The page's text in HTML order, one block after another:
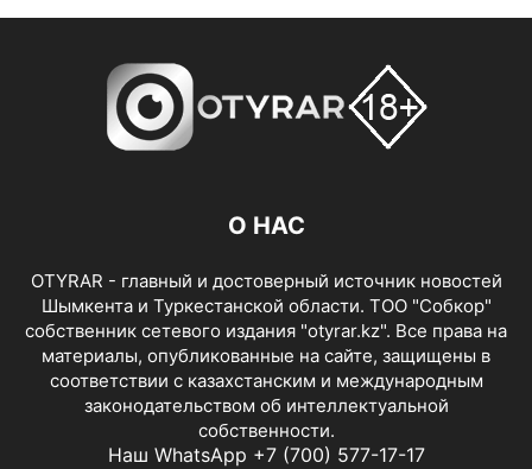
О НАС
OTYRAR - главный и достоверный источник новостей
Шымкента и Туркестанской области. ТОО "Собкор"
собственник сетевого издания "otyrar.kz". Все права на
материалы, опубликованные на сайте, защищены в
соответствии с казахстанским и международным
законодательством об интеллектуальной
собственности.
Наш WhatsApp +7 (700) 577-17-17